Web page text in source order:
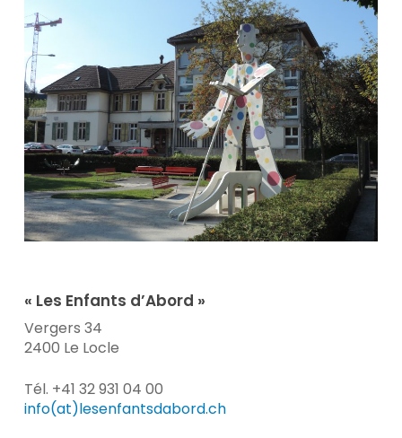
« Les Enfants d’Abord »
Vergers 34
2400 Le Locle
Tél. +41 32 931 04 00
info(at)lesenfantsdabord.ch